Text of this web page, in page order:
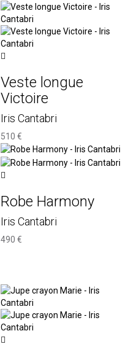
Veste longue
Victoire
Iris Cantabri
510 €
Robe Harmony
Iris Cantabri
490 €